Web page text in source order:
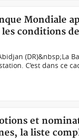
Mondiale
conditions
(DR)&nbsp;La
C’est dans ce
et
la liste